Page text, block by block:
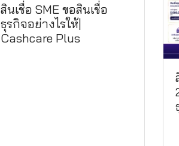
สินเชื่อ SME ขอสินเชื่อ
ธุรกิจอย่างไรให้|
Cashcare Plus